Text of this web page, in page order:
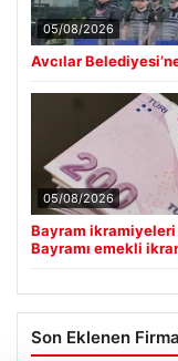
05/08/2026
Avcılar
05/08/2026
Bayram
Bayramı emekli
Son Eklenen